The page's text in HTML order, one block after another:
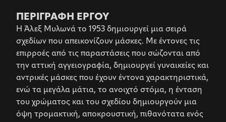
ΠΕΡΙΓΡΑΦΗ ΕΡΓΟΥ
Η Άλεξ Μυλωνά το 1953 δημιουργεί μια σειρά
σχεδίων που απεικονίζουν μάσκες. Με έντονες τις
επιρροές από τις παραστάσεις που σώζονται από
την αττική αγγειογραφία, δημιουργεί γυναικείες και
αντρικές μάσκες που έχουν έντονα χαρακτηριστικά,
ενώ τα μεγάλα μάτια, το ανοιχτό στόμα, η ένταση
του χρώματος και του σχεδίου δημιουργούν μια
όψη τρομακτική, αποκρουστική, πιθανότατα ενός